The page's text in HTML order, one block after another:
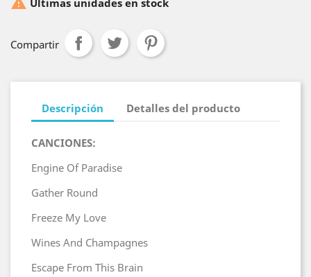
Últimas unidades en stock
Compartir
Descripción Detalles del producto
CANCIONES:
Engine Of Paradise
Gather Round
Freeze My Love
Wines And Champagnes
Escape From This Brain